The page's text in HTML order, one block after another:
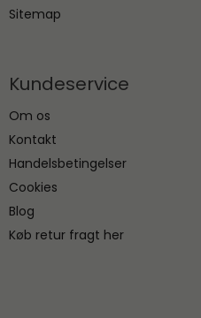
Sitemap
Kundeservice
Om os
Kontakt
Handelsbetingelser
Cookies
Blog
Køb retur fragt her